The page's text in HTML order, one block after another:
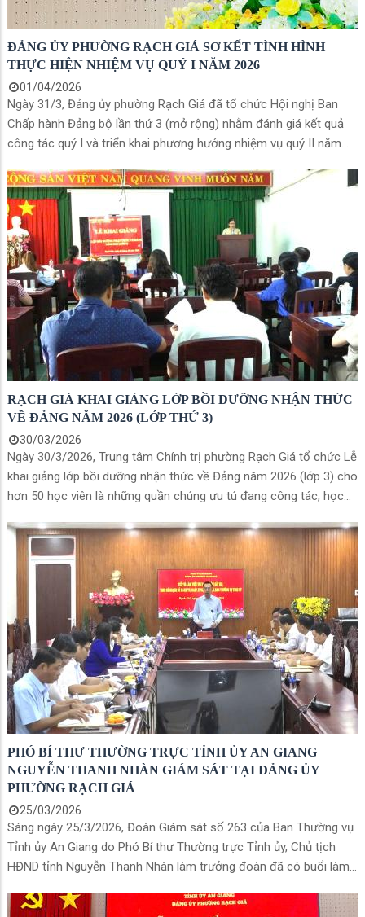
ĐẢNG ỦY PHƯỜNG RẠCH GIÁ SƠ KẾT TÌNH HÌNH
THỰC HIỆN NHIỆM VỤ QUÝ I NĂM 2026
01/04/2026
Ngày 31/3, Đảng ủy phường Rạch Giá đã tổ chức Hội nghị Ban
Chấp hành Đảng bộ lần thứ 3 (mở rộng) nhằm đánh giá kết quả
công tác quý I và triển khai phương hướng nhiệm vụ quý II năm
Bí thư Đảng ủy phường chủ trì hội nghị.
RẠCH GIÁ KHAI GIẢNG LỚP BỒI DƯỠNG NHẬN THỨC
VỀ ĐẢNG NĂM 2026 (LỚP THỨ 3)
30/03/2026
Ngày 30/3/2026, Trung tâm Chính trị phường Rạch Giá tổ chức Lễ
khai giảng lớp bồi dưỡng nhận thức về Đảng năm 2026 (lớp 3) cho
hơn 50 học viên là những quần chúng ưu tú đang công tác, học
PHÓ BÍ THƯ THƯỜNG TRỰC TỈNH ỦY AN GIANG
NGUYỄN THANH NHÀN GIÁM SÁT TẠI ĐẢNG ỦY
PHƯỜNG RẠCH GIÁ
25/03/2026
Sáng ngày 25/3/2026, Đoàn Giám sát số 263 của Ban Thường vụ
Tỉnh ủy An Giang do Phó Bí thư Thường trực Tỉnh ủy, Chủ tịch
HĐND tỉnh Nguyễn Thanh Nhàn làm trưởng đoàn đã có buổi làm
việc tập trung vào công tác lãnh đạo, chỉ đạo nghiên cứu, học